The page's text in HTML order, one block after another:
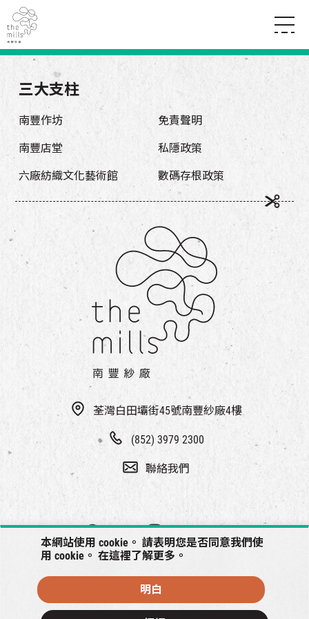
本網站使用 cookie。 請表明您是否同意我們使
用 cookie。 在這裡了解更多。
明白
關於南豐紗廠
願景
三大支柱
媒體中心
聯絡我們
南豐店堂
店堂指南
商店
活動場地
活動世界之約
展覽
導賞團
體驗
景點
活化與保育
走進南豐紗廠
其他體驗
穿梭巴士服務
荃灣白田壩街45號南豐紗廠4樓
(852) 3979 2300
聯絡我們
三大支柱
南豐作坊
南豐店堂
六廠紡織文化藝術館
免責聲明
私隱政策
數碼存根政策
© 2026 南豐紗廠將保留一切權利